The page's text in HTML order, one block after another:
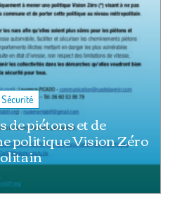
Sécurité
piétons et de
politique Vision Zéro